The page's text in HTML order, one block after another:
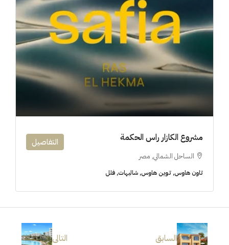
مشروع الكازار راس الحكمة
الساحل الشمالي, مصر
تاون هاوس, توين هاوس, شاليهات, فلل
التفاصيل
السابق التالى